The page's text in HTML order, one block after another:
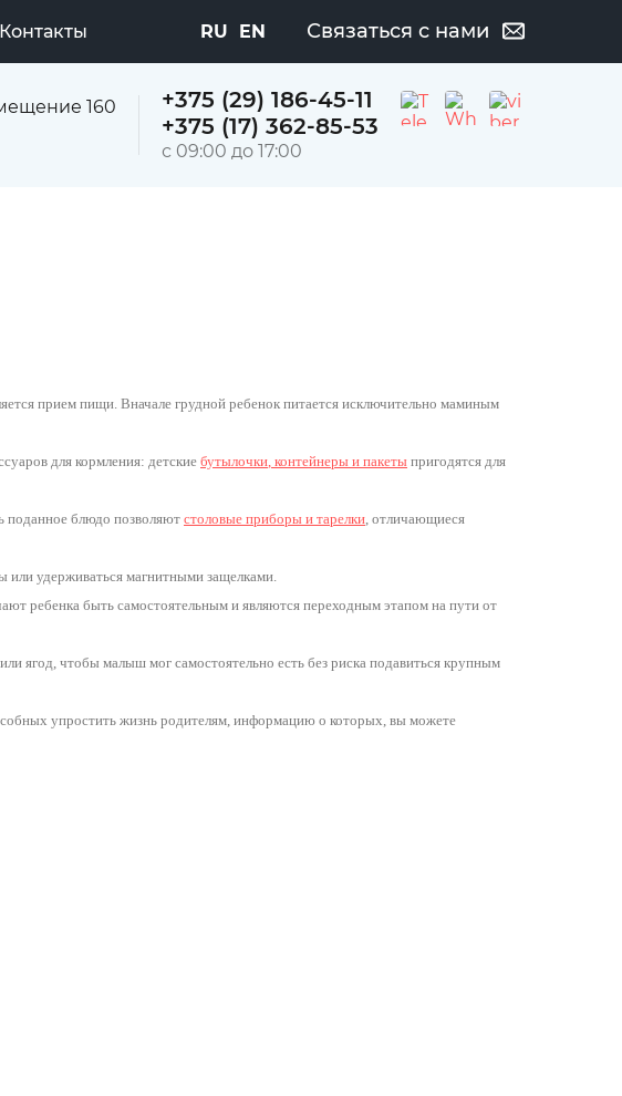
Контакты RU EN Связаться с нами
160
+375 (29) 186-45-11
+375 (17) 362-85-53
с 09:00 до 17:00
прием пищи. Вначале грудной ребенок питается исключительно маминым
для кормления: детские бутылочки контейнеры и пакеты пригодятся для
поданное блюдо позволяют столовые приборы и тарелки отличающиеся
или удерживаться магнитными защелками.
ребенка быть самостоятельным и являются переходным этапом на пути от
ягод, чтобы малыш мог самостоятельно есть без риска подавиться крупным
упростить жизнь родителям, информацию о которых, вы можете